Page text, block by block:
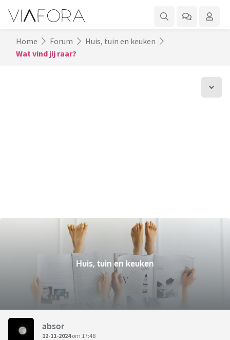
Home Forum
Huis, tuin en keuken
Wat vind jij raar?
Huis, tuin en keuken
absor
12-11-2024om 17:48